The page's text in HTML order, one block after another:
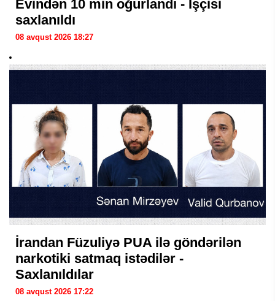
Evindən 10 min oğurlandı - İşçisi
saxlanıldı
08 avqust 2026 18:27
İrandan Füzuliyə PUA ilə göndərilən
narkotiki satmaq istədilər -
Saxlanıldılar
08 avqust 2026 17:22